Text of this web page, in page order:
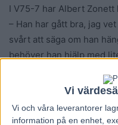
Vi
Vi och våra leverantorer
information på en enhet,
I V75-7 har Albert Zonett
– Han har gått bra, jag
svårt att säga om han
behöver han hjälp med